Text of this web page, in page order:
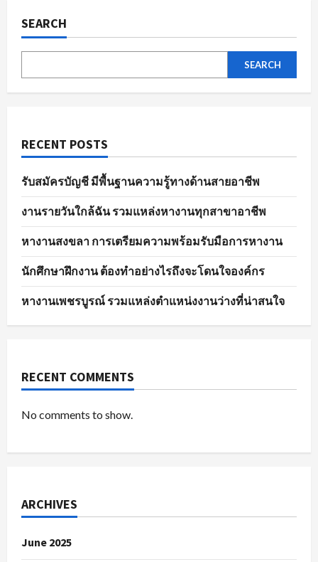
ใน
SEARCH
SEARCH
RECENT POSTS
รับสมัครบัญชี มีพื้นฐานความรู้ทางด้านสายอาชีพ
งานรายวันใกล้ฉัน รวมแหล่งหางานทุกสาขาอาชีพ
หางานสงขลา การเตรียมความพร้อมรับมือการหางาน
นักศึกษาฝึกงาน ต้องทำอย่างไรถึงจะโดนใจองค์กร
หางานเพชรบูรณ์ รวมแหล่งตำแหน่งงานว่างที่น่าสนใจ
RECENT COMMENTS
No comments to show.
ARCHIVES
June 2025